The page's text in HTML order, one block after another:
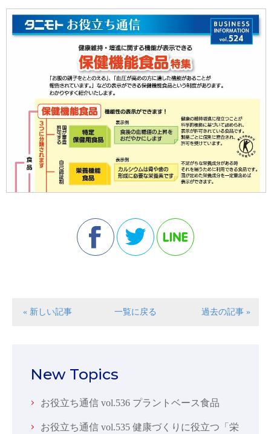
« 新しい記事 一覧に戻る 過去の記事 »
New Topics
お役立ち通信 vol.536 プラントベース食品
お役立ち通信 vol.535 健康づくりに役立つ「栄